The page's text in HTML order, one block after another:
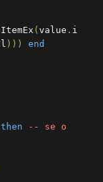
( value . i
))) end
then
-- se o